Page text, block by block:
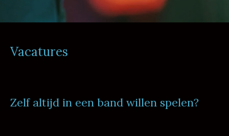
Vacatures
Zelf altijd in een band willen spelen?